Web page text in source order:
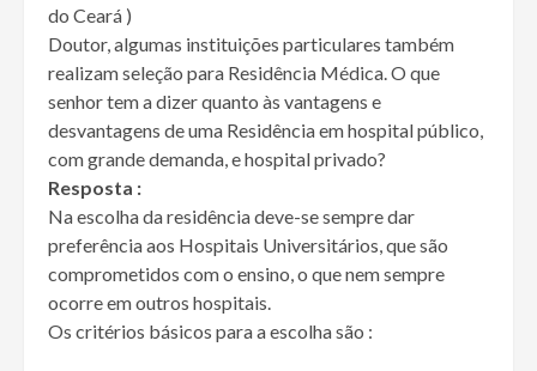
do Ceará )
Doutor, algumas instituições particulares também
realizam seleção para Residência Médica. O que
senhor tem a dizer quanto às vantagens e
desvantagens de uma Residência em hospital público,
com grande demanda, e hospital privado?
Resposta :
Na escolha da residência deve-se sempre dar
preferência aos Hospitais Universitários, que são
comprometidos com o ensino, o que nem sempre
ocorre em outros hospitais.
Os critérios básicos para a escolha são :